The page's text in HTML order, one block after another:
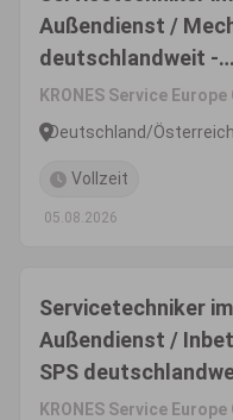
Außendienst /
deutschlandweit -
Inbetriebnahme &
(m/w/d) -
KRONES Service Europe
Deutschland/Österreich
Vollzeit
05.08.2026
Servicetechniker im
Außendienst /
SPS
&
KRONES Service Europe